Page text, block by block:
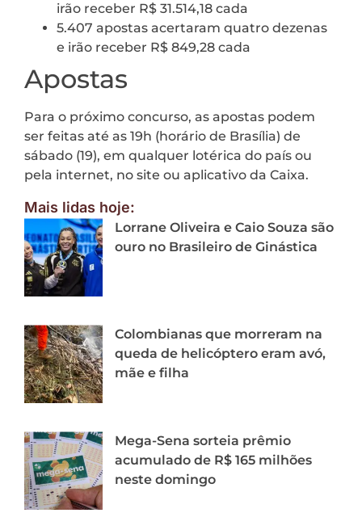
irão receber R$ 31.514,18 cada
5.407 apostas acertaram quatro dezenas
e irão receber R$ 849,28 cada
Apostas
Para o próximo concurso, as apostas podem
ser feitas até as 19h (horário de Brasília) de
sábado (19), em qualquer lotérica do país ou
pela internet, no site ou aplicativo da Caixa.
Mais lidas hoje:
Lorrane Oliveira e Caio Souza são
ouro no Brasileiro de Ginástica
Colombianas que morreram na
queda de helicóptero eram avó,
mãe e filha
Mega-Sena sorteia prêmio
acumulado de R$ 165 milhões
neste domingo